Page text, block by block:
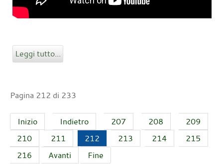
Leggi tutto...
Pagina 212 di 233
Inizio Indietro 207 208
209
210
211 212 213 214
215
216
Avanti Fine